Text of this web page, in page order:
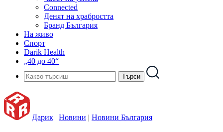
Connected
Денят на храбростта
Бранд България
На живо
Спорт
Darik Health
„40 до 40“
Дарик | Новини | Новини България